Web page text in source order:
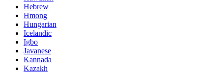
Hebrew
Hmong
Hungarian
Icelandic
Igbo
Javanese
Kannada
Kazakh